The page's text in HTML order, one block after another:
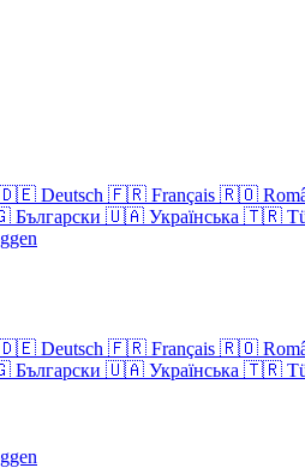
Deutsch 🇫🇷 Français 🇷🇴
Български 🇺🇦 Українська 🇹🇷
Deutsch 🇫🇷 Français 🇷🇴
Български 🇺🇦 Українська 🇹🇷